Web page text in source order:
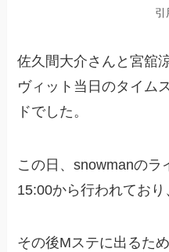
引
佐久間大介さんと宮舘
ヴィット当日のタイム
ドでした。
この日、snowmanのラ
15:00から行われており
その後Mステに出るた